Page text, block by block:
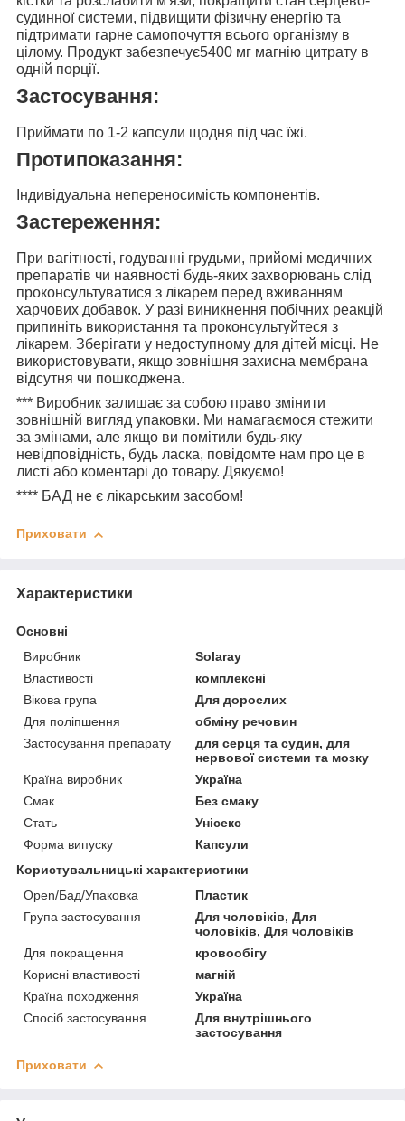
судинної системи, підвищити фізичну енергію та
підтримати гарне самопочуття всього організму в
цілому. Продукт забезпечує5400 мг магнію цитрату в
одній порції.
Застосування:
Приймати по 1-2 капсули щодня під час їжі.
Протипоказання:
Індивідуальна непереносимість компонентів.
Застереження:
При вагітності, годуванні грудьми, прийомі медичних
препаратів чи наявності будь-яких захворювань слід
проконсультуватися з лікарем перед вживанням
харчових добавок. У разі виникнення побічних реакцій
припиніть використання та проконсультуйтеся з
лікарем. Зберігати у недоступному для дітей місці. Не
використовувати, якщо зовнішня захисна мембрана
відсутня чи пошкоджена.
*** Виробник залишає за собою право змінити
зовнішній вигляд упаковки. Ми намагаємося стежити
за змінами, але якщо ви помітили будь-яку
невідповідність, будь ласка, повідомте нам про це в
листі або коментарі до товару. Дякуємо!
**** БАД не є лікарським засобом!
Приховати
Характеристики
Основні
Виробник
Solaray
Властивості
комплексні
Вікова група
Для дорослих
Для поліпшення
обміну речовин
Застосування препарату
для серця та судин, для
нервової системи та мозку
Країна виробник
Україна
Смак
Без смаку
Стать
Унісекс
Форма випуску
Капсули
Користувальницькі характеристики
Open/Бад/Упаковка
Пластик
Група застосування
Для чоловіків, Для
чоловіків, Для чоловіків
Для покращення
кровообігу
Корисні властивості
магній
Країна походження
Україна
Спосіб застосування
Для внутрішнього
застосування
Приховати